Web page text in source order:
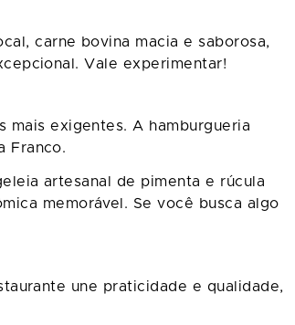
carne bovina macia e saborosa,
Vale experimentar!
mais exigentes. A hamburgueria
Franco.
artesanal de pimenta e rúcula
memorável. Se você busca algo
une praticidade e qualidade,